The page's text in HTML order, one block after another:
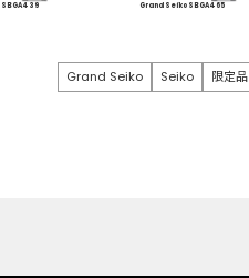
SBGA439 Grand Seiko SBGA465
Grand Seiko Seiko 限定品